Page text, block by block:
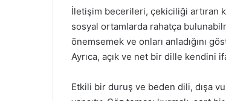
İletişim becerileri, çekiciliği artıran
sosyal ortamlarda rahatça
önemsemek ve onları anladığını
Ayrıca, açık ve net bir dille kendini
Etkili bir duruş ve beden dili, dışa